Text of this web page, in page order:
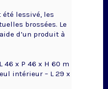
été lessivé, les
brossées. Le
d’un produit à
46 x P 46 x H 60 m
intérieur – L 29 x